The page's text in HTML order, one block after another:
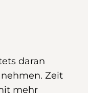
daran
Zeit
mehr